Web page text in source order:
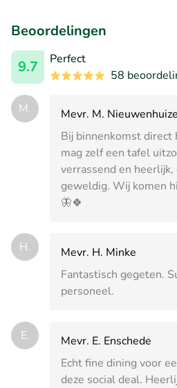
Beoordelingen
9.7
Perfect
58
M.
Mevr. M.
Bij binnenkomst direct
mag zelf een tafel
verrassend en heerlijk,
geweldig. Wij komen
🦋🍀
H.
Mevr. H. Minke
Fantastisch gegeten.
personeel.
E.
Mevr. E. Enschede
Echt fine dining voor
deze social deal.